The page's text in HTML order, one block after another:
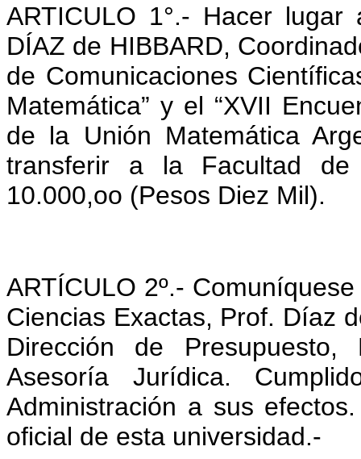
ARTICULO 1°.- Hacer
DÍAZ de HIBBARD,
de Comunicaciones
Matemática” y el “XVII
de la Unión Matemática
transferir a la Facultad
10.000,oo (Pesos Diez Mil).
ARTÍCULO 2º.-
Ciencias Exactas, Prof. Díaz
Dirección de
Asesoría Jurídica.
Administración a sus
oficial de esta universidad.-